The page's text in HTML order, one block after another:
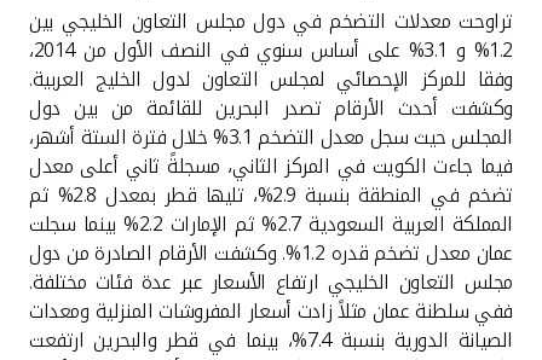
تراوحت معدلات التضخم في دول مجلس التعاون الخليجي بين
1.2% و 3.1% على أساس سنوي في النصف الأول من 2014،
وفقا للمركز الإحصائي لمجلس التعاون لدول الخليج العربية.
وكشفت أحدث الأرقام تصدر البحرين للقائمة من بين دول
المجلس حيث سجل معدل التضخم 3.1% خلال فترة الستة أشهر،
فيما جاءت الكويت في المركز الثاني، مسجلةً ثاني أعلى معدل
تضخم في المنطقة بنسبة 2.9%، تليها قطر بمعدل 2.8% ثم
المملكة العربية السعودية 2.7% ثم الإمارات 2.2% بينما سجلت
عمان معدل تضخم قدره 1.2%. وكشفت الأرقام الصادرة من دول
مجلس التعاون الخليجي ارتفاع الأسعار عبر عدة فئات مختلفة.
ففي سلطنة عمان مثلاً زادت أسعار المفروشات المنزلية ومعدات
الصيانة الدورية بنسبة 7.4%، بينما في قطر والبحرين ارتفعت